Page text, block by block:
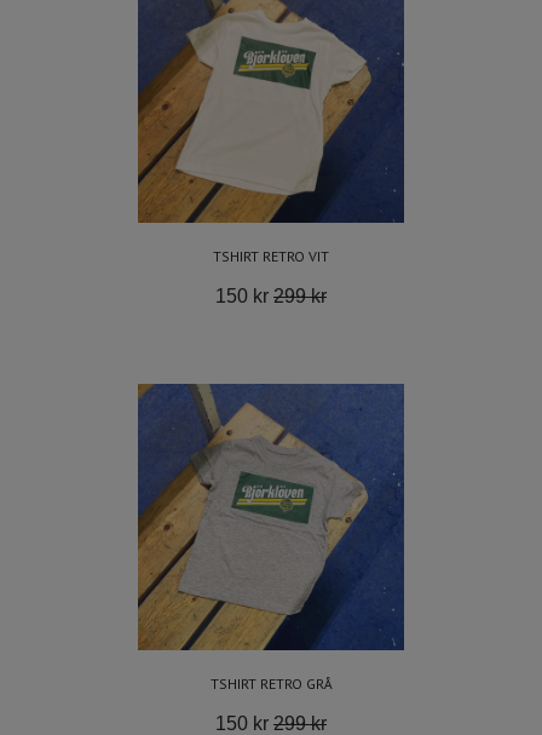
TSHIRT RETRO VIT
150 kr 299 kr
TSHIRT RETRO GRÅ
150 kr 299 kr